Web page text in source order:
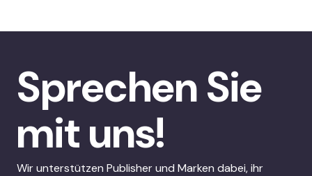
Sprechen Sie
mit uns!
Wir unterstützen Publisher und Marken dabei, ihr